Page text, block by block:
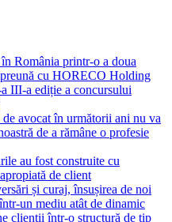
România printr-o a doua
cu HORECO Holding
III-a ediție a concursului
avocat în următorii ani nu va
de a rămâne o profesie
au fost construite cu
de client
și curaj, însușirea de noi
un mediu atât de dinamic
clienții într-o structură de tip